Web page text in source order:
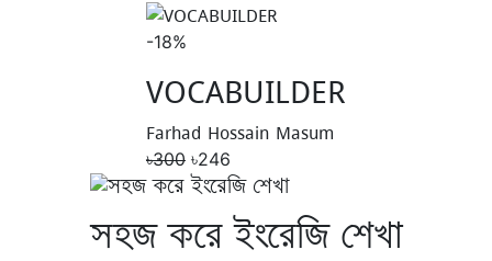
-18%
VOCABUILDER
Farhad Hossain Masum
৳300 ৳246
সহজ করে ইংরেজি শেখা